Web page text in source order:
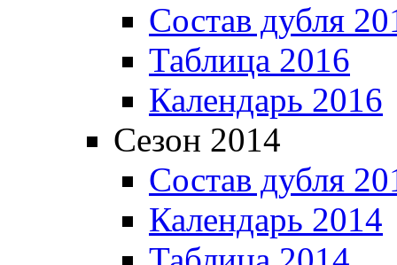
Состав дубля
Таблица 2016
Календарь 2016
Сезон 2014
Состав дубля
Календарь 2014